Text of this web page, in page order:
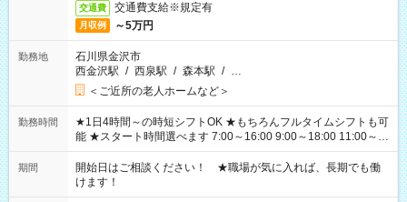
交通費 交通費支給※規定有
月収例 ～5万円
勤務地
石川県金沢市
西金沢駅 / 西泉駅 / 森本駅 / …
＜ご近所の老人ホームなど＞
勤務時間
★1日4時間～の時短シフトOK ★もちろんフルタイムシフトも可
能 ★スタート時間選べます 7:00～16:00 9:00～18:00 11:00～
20:00 など 残業なし！ ※Wワークの場合、他のお仕事と合わせ
週40時間超の就業はご案内できません ※法令に基づき、週20時
間以上勤務は社会保険への加入対象となります ※労働者派遣法
（日雇い派遣の原則禁止）により、短時間・短期間の就業はご
期間
開始日はご相談ください！ ★職場が気に入れば、長期でも働
けます！